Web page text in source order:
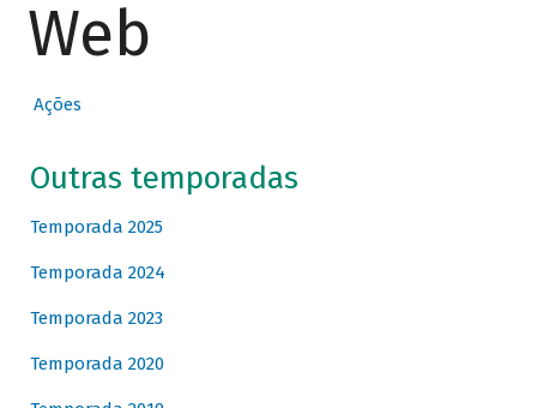
Web
Ações
Outras temporadas
Temporada 2025
Temporada 2024
Temporada 2023
Temporada 2020